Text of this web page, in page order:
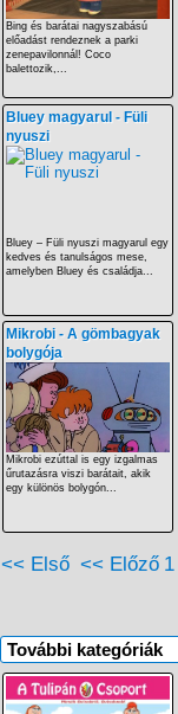
Bing és barátai nagyszabású
előadást rendeznek a parki
zenepavilonnál! Coco
balettozik,...
Bluey magyarul - Füli
nyuszi
Bluey – Füli nyuszi magyarul egy
kedves és tanulságos mese,
amelyben Bluey és családja...
Mikrobi - A gömbagyak
bolygója
Mikrobi ezúttal is egy izgalmas
űrutazásra viszi barátait, akik
egy különös bolygón...
<< Első << Előző 1
További kategóriák